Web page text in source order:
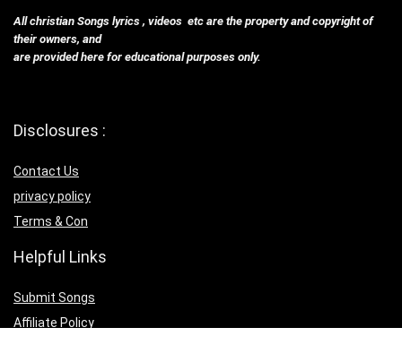
All christian Songs lyrics , videos etc are the property and copyright of
their owners, and
are provided here for educational purposes only.
Disclosures :
Contact Us
privacy policy
Terms & Con
Helpful Links
Submit Songs
Affiliate Policy